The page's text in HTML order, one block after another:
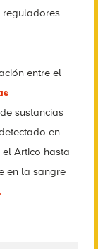
reguladores
entre el
sustancias
en
Artico hasta
en la sangre